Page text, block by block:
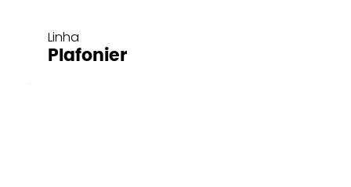
Linha
Plafonier